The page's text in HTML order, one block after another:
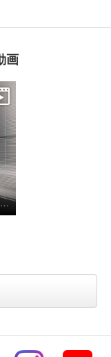
画
トレンドのコンパクトなジャケットを大人仕様に♪